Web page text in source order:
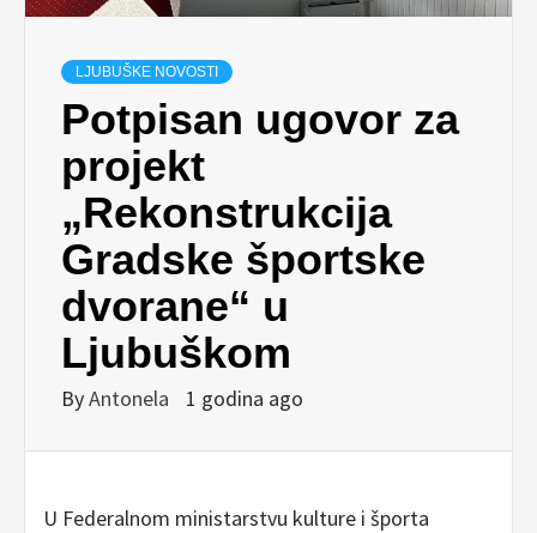
LJUBUŠKE NOVOSTI
Potpisan ugovor za
projekt
„Rekonstrukcija
Gradske športske
dvorane“ u
Ljubuškom
ByAntonela 1 godina ago
U Federalnom ministarstvu kulture i športa